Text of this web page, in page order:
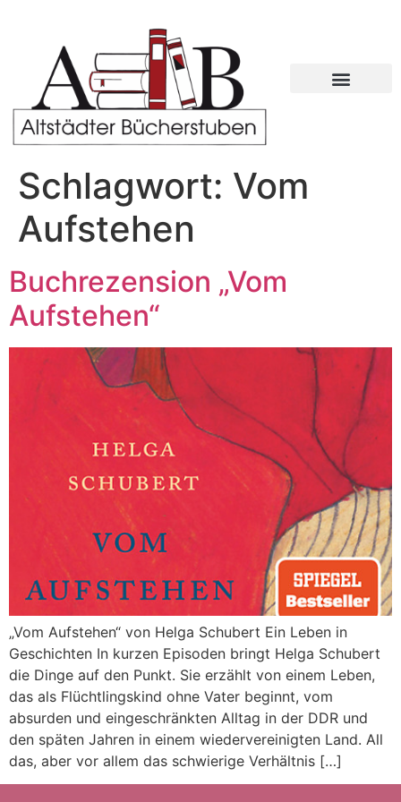
Schlagwort: Vom
Aufstehen
Buchrezension „Vom
Aufstehen“
„Vom Aufstehen“ von Helga Schubert Ein Leben in
Geschichten In kurzen Episoden bringt Helga Schubert
die Dinge auf den Punkt. Sie erzählt von einem Leben,
das als Flüchtlingskind ohne Vater beginnt, vom
absurden und eingeschränkten Alltag in der DDR und
den späten Jahren in einem wiedervereinigten Land. All
das, aber vor allem das schwierige Verhältnis […]